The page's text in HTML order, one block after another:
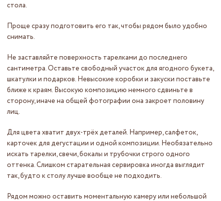
стола.
Проще сразу подготовить его так, чтобы рядом было удобно
снимать.
Не заставляйте поверхность тарелками до последнего
сантиметра. Оставьте свободный участок для ягодного букета,
шкатулки и подарков. Невысокие коробки и закуски поставьте
ближе к краям. Высокую композицию немного сдвиньте в
сторону, иначе на общей фотографии она закроет половину
лиц.
Для цвета хватит двух-трёх деталей. Например, салфеток,
карточек для дегустации и одной композиции. Необязательно
искать тарелки, свечи, бокалы и трубочки строго одного
оттенка. Слишком старательная сервировка иногда выглядит
так, будто к столу лучше вообще не подходить.
Рядом можно оставить моментальную камеру или небольшой